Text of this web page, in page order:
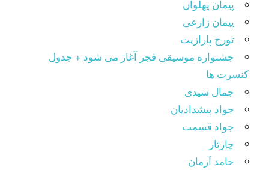
پیمان پهلوان
پیمان زارعی
تورج پارازیت
جشنواره موسیقی فجر آغاز می شود + جدول
کنسرت ها
جمال سیدی
جواد پیشدادیان
جواد قسمت
چارتار
حامد آرمان